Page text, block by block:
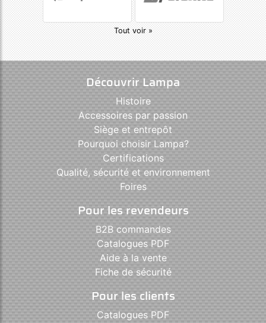
Tout voir »
Découvrir Lampa
Histoire
Accessoires par passion
Siège et entrepôt
Pourquoi choisir Lampa?
Certifications
Qualité, sécurité et environnement
Foires
Pour les revendeurs
B2B commandes
Catalogues PDF
Aide à la vente
Fiche de sécurité
Pour les clients
Catalogues PDF